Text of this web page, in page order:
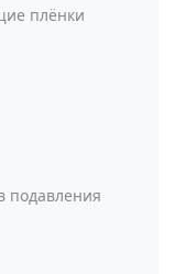
плёнки
подавления